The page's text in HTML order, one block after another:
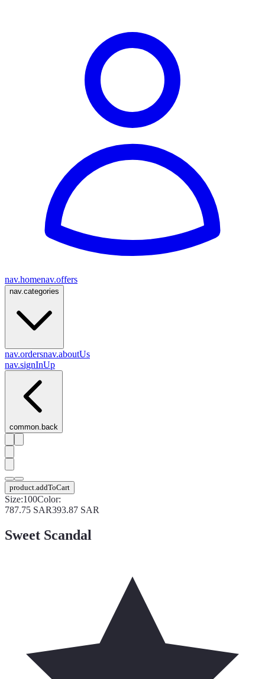
nav.homenav.offers
nav.categories
nav.ordersnav.aboutUs
nav.signInUp
common.back
product.addToCart
Size:100Color:
787.75 SAR393.87 SAR
Sweet Scandal